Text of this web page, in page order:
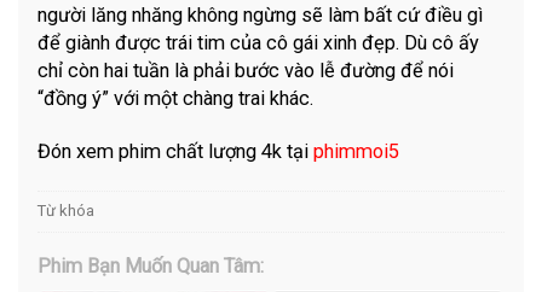
người lăng nhăng không ngừng sẽ làm bất cứ điều gì
để giành được trái tim của cô gái xinh đẹp. Dù cô ấy
chỉ còn hai tuần là phải bước vào lễ đường để nói
“đồng ý” với một chàng trai khác.
Đón xem phim chất lượng 4k tạiphimmoi5
Từ khóa
Phim Bạn Muốn Quan Tâm: